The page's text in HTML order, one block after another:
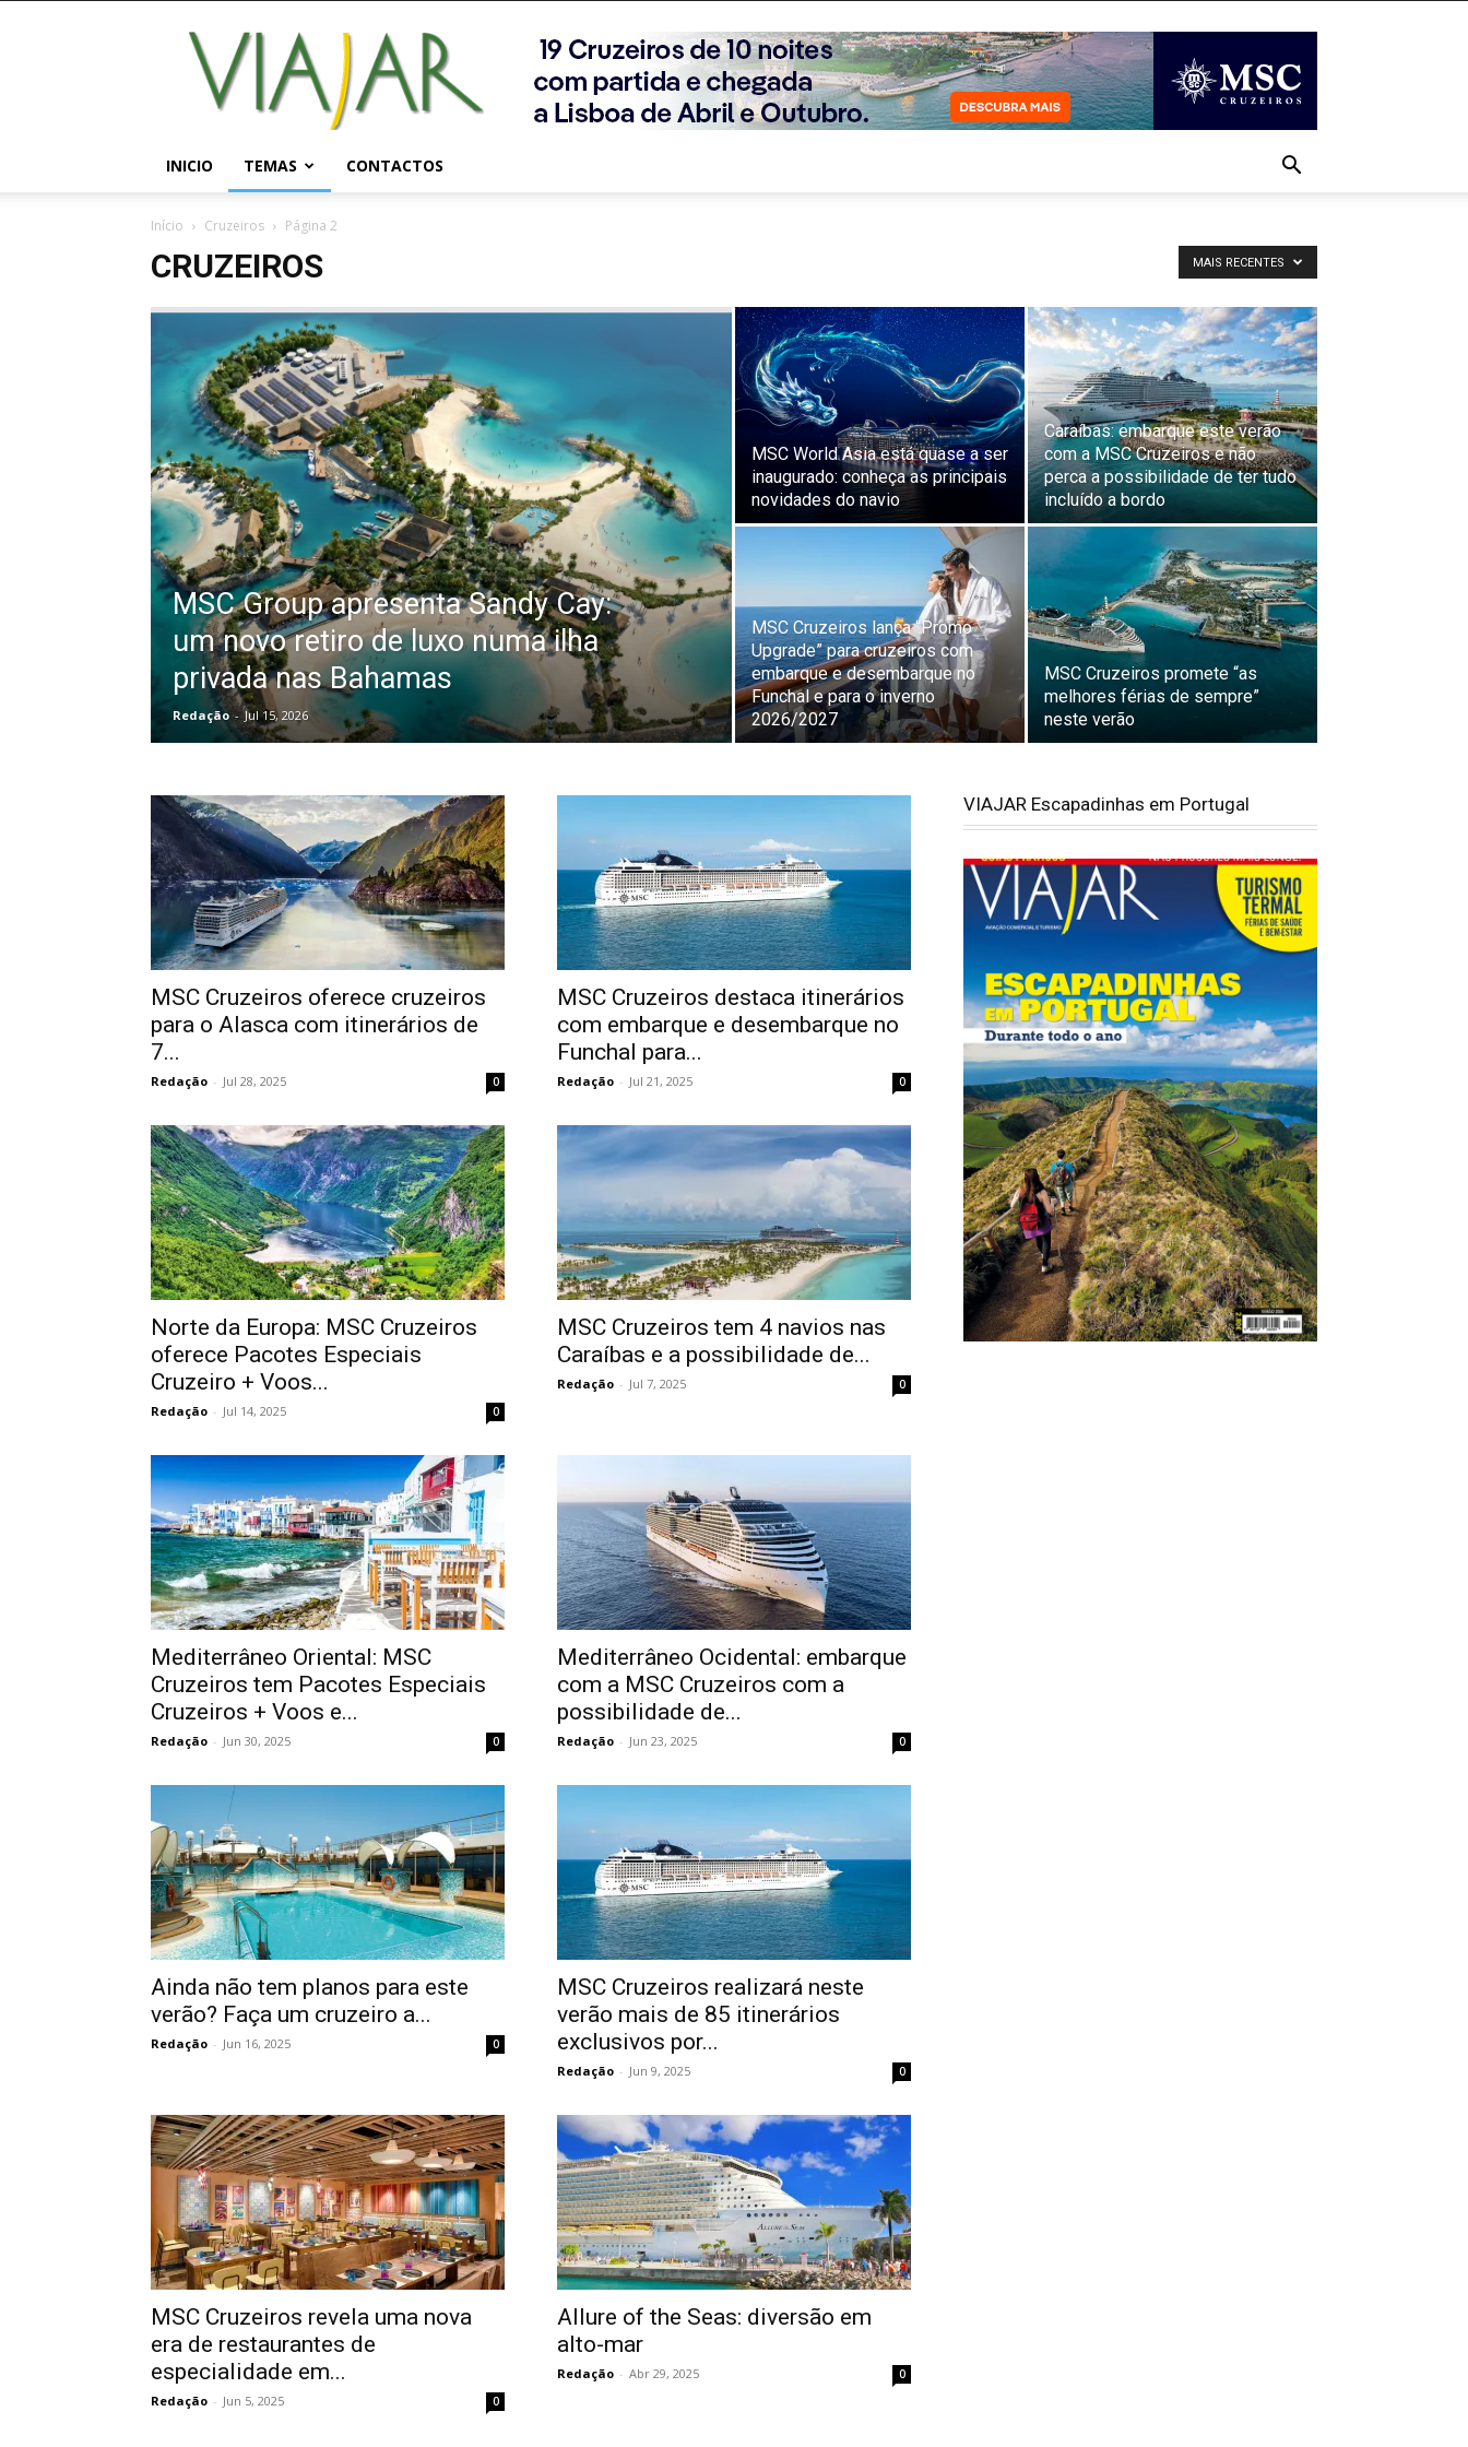
Viajar
Magazine
Online
INICIO TEMAS CONTACTOS
Início Cruzeiros Página 2
CRUZEIROS MAIS RECENTES
MSC Group apresenta Sandy Cay:
um novo retiro de luxo numa ilha
privada nas Bahamas
Redação - Jul 15, 2026
MSC World Asia está quase a ser
inaugurado: conheça as principais
novidades do navio
Caraíbas: embarque este verão
com a MSC Cruzeiros e não
perca a possibilidade de ter tudo
incluído a bordo
MSC Cruzeiros lança “Promo
Upgrade” para cruzeiros com
embarque e desembarque no
Funchal e para o inverno
2026/2027
MSC Cruzeiros promete “as
melhores férias de sempre”
neste verão
MSC Cruzeiros oferece cruzeiros
para o Alasca com itinerários de
7...
Redação - Jul 28, 2025 0
MSC Cruzeiros destaca itinerários
com embarque e desembarque no
Funchal para...
Redação - Jul 21, 2025 0
Norte da Europa: MSC Cruzeiros
oferece Pacotes Especiais
Cruzeiro + Voos...
Redação - Jul 14, 2025 0
MSC Cruzeiros tem 4 navios nas
Caraíbas e a possibilidade de...
Redação - Jul 7, 2025 0
Mediterrâneo Oriental: MSC
Cruzeiros tem Pacotes Especiais
Cruzeiros + Voos e...
Redação - Jun 30, 2025 0
Mediterrâneo Ocidental: embarque
com a MSC Cruzeiros com a
possibilidade de...
Redação - Jun 23, 2025 0
Ainda não tem planos para este
verão? Faça um cruzeiro a...
Redação - Jun 16, 2025 0
MSC Cruzeiros realizará neste
verão mais de 85 itinerários
exclusivos por...
Redação - Jun 9, 2025 0
MSC Cruzeiros revela uma nova
era de restaurantes de
especialidade em...
Redação - Jun 5, 2025 0
Allure of the Seas: diversão em
alto-mar
Redação - Abr 29, 2025 0
VIAJAR Escapadinhas em Portugal